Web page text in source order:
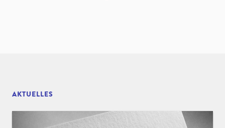
AKTUELLES